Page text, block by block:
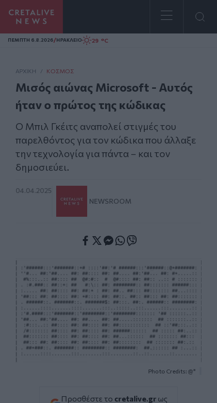
Homepage
ΠΕΜΠΤΗ 6.8.2026/ΗΡΑΚΛΕΙΟ 29 °C
ΑΡΧΙΚΗ / ΚΌΣΜΟΣ
Μισός αιώνας Microsoft - Αυτός
ήταν ο πρώτος της κώδικας
Ο Μπιλ Γκέιτς αναπολεί στιγμές του
παρελθόντος για τον κώδικα που άλλαξε
την τεχνολογία για πάντα – και τον
δημοσιεύει.
04.04.2025
NEWSROOM
Photo Credits: @"
Προσθέστε το cretalive.gr ως